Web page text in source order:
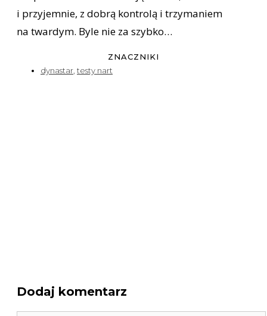
i przyjemnie, z dobrą kontrolą i trzymaniem
na twardym. Byle nie za szybko…
ZNACZNIKI
dynastar testy nart
Dodaj komentarz